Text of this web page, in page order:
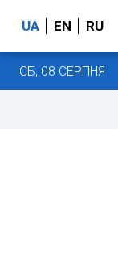
UA EN RU
СБ, 08 СЕРПНЯ